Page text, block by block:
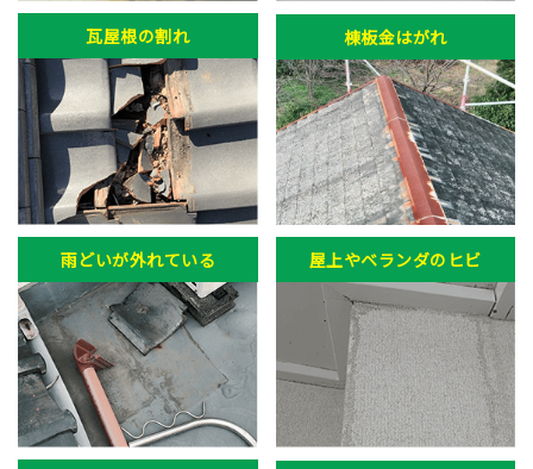
瓦屋根の割れ 棟板金はがれ
雨どいが外れている 屋上やベランダのヒビ